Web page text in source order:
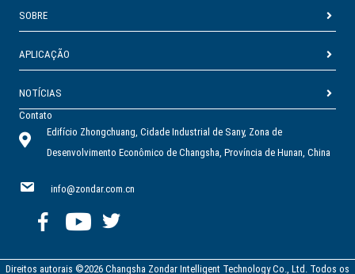
SOBRE
APLICAÇÃO
NOTÍCIAS
Contato
Edifício Zhongchuang, Cidade Industrial de Sany, Zona de
Desenvolvimento Econômico de Changsha, Província de Hunan, China
info@zondar.com.cn
Direitos autorais ©2026 Changsha Zondar Intelligent Technology Co., Ltd. Todos os